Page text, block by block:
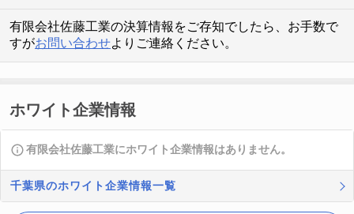
有限会社佐藤工業の決算情報をご存知でしたら、お手数で
すがお問い合わせよりご連絡ください。
ホワイト企業情報
有限会社佐藤工業にホワイト企業情報はありません。
千葉県のホワイト企業情報一覧